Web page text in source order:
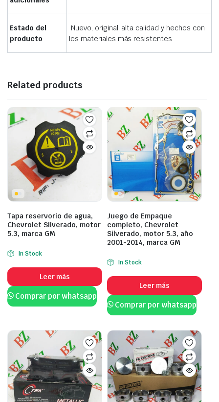
Estado del
producto
Nuevo, original, alta calidad y hechos con
los materiales más resistentes
Related products
Tapa reservorio de agua,
Chevrolet Silverado, motor
5.3, marca GM
In Stock
Leer más
Comprar por whatsapp
Juego de Empaque
completo, Chevrolet
Silverado, motor 5.3, año
2001-2014, marca GM
In Stock
Leer más
Comprar por whatsapp